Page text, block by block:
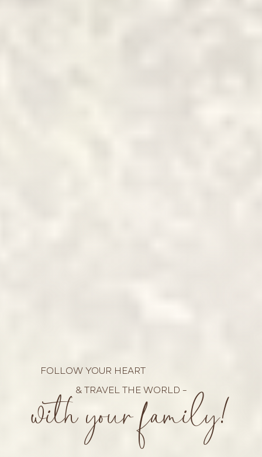
FOLLOW YOUR HEART
& TRAVEL THE WORLD –
with your family!